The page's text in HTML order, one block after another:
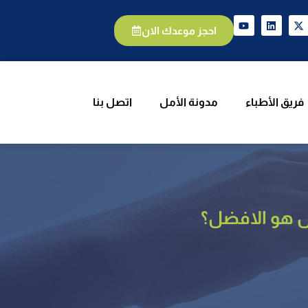
احجز موعدك الان
فريق الأطباء مدونة الأمل اتصل بنا
الأطباء مدونة الأمل اتصل بنا
هو الافضل؟